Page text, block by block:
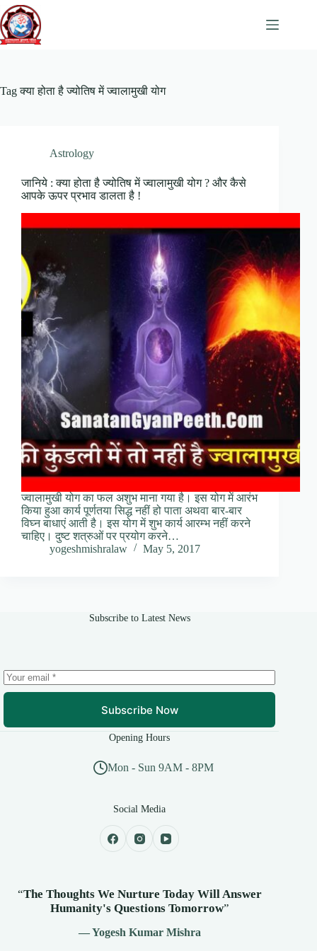
Skip
to
content
Tagक्या होता है ज्योतिष में ज्वालामुखी योग
Astrology
जानिये : क्या होता है ज्योतिष में ज्वालामुखी योग ? और कैसे
आपके ऊपर प्रभाव डालता है !
ज्वालामुखी योग का फल अशुभ माना गया है। इस योग में आरंभ
किया हुआ कार्य पूर्णतया सिद्ध नहीं हो पाता अथवा बार-बार
विघ्न बाधाएं आती है। इस योग में शुभ कार्य आरम्भ नहीं करने
चाहिए। दुष्ट शत्रुओं पर प्रयोग करने…
yogeshmishralaw
May 5, 2017
Subscribe to Latest News
Subscribe Now
Opening Hours
Mon - Sun 9AM - 8PM
Social Media
“The Thoughts We Nurture Today Will Answer
Humanity's Questions Tomorrow”
— Yogesh Kumar Mishra